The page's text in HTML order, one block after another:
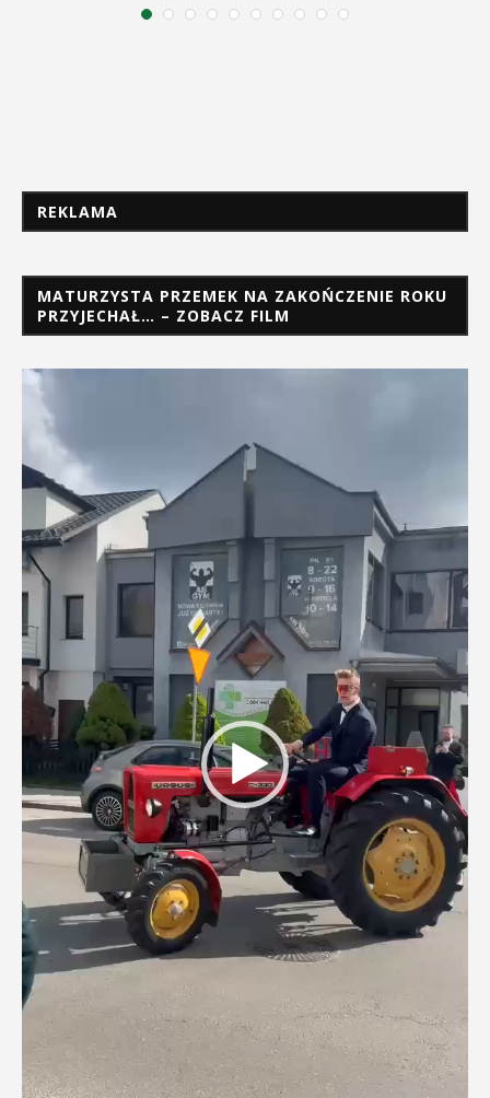
REKLAMA
MATURZYSTA PRZEMEK NA ZAKOŃCZENIE ROKU
PRZYJECHAŁ… – ZOBACZ FILM
Odtwarzacz